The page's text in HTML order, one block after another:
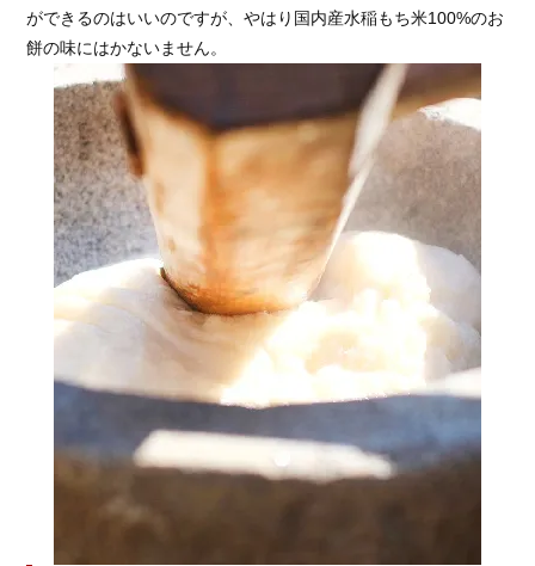
ができるのはいいのですが、やはり国内産水稲もち米100%のお
餅の味にはかないません。